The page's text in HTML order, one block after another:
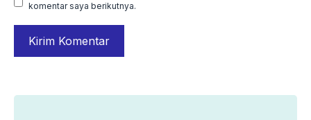
komentar saya berikutnya.